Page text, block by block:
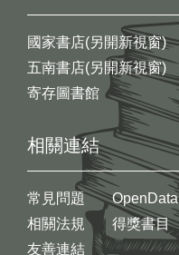
國家書店(另開新視窗)
五南書店(另開新視窗)
寄存圖書館
相關連結
常見問題
相關法規
友善連結
OpenData
得獎書目